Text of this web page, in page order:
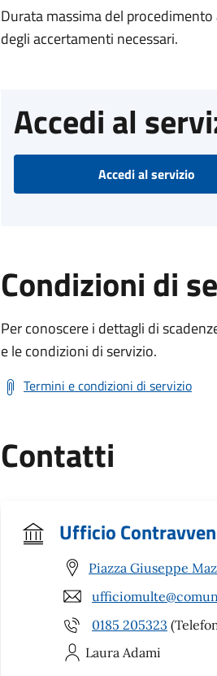
Durata massima del
degli accertamenti necessari.
Accedi al
Accedi al servizio
Condizioni di
Per conoscere i dettagli di
e le condizioni di servizio.
Termini e condizioni di servizio
Contatti
Ufficio
Piazza Giuseppe
0185 205323
Laura Adami